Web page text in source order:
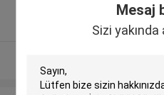
Mesaj
Sizi yakında
Onaylı